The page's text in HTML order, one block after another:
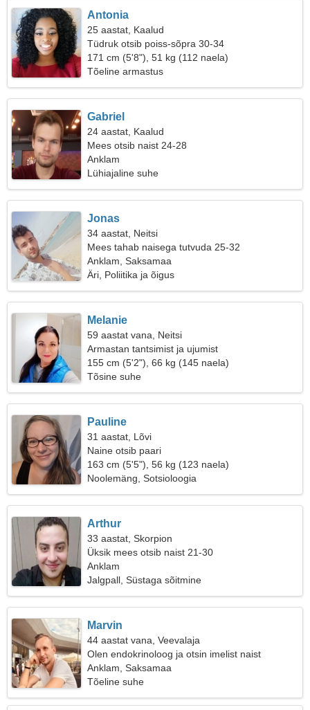
Antonia
25 aastat, Kaalud
Tüdruk otsib poiss-sõpra 30-34
171 cm (5'8"), 51 kg (112 naela)
Tõeline armastus
Gabriel
24 aastat, Kaalud
Mees otsib naist 24-28
Anklam
Lühiajaline suhe
Jonas
34 aastat, Neitsi
Mees tahab naisega tutvuda 25-32
Anklam, Saksamaa
Äri, Poliitika ja õigus
Melanie
59 aastat vana, Neitsi
Armastan tantsimist ja ujumist
155 cm (5'2"), 66 kg (145 naela)
Tõsine suhe
Pauline
31 aastat, Lõvi
Naine otsib paari
163 cm (5'5"), 56 kg (123 naela)
Noolemäng, Sotsioloogia
Arthur
33 aastat, Skorpion
Üksik mees otsib naist 21-30
Anklam
Jalgpall, Süstaga sõitmine
Marvin
44 aastat vana, Veevalaja
Olen endokrinoloog ja otsin imelist naist
Anklam, Saksamaa
Tõeline suhe